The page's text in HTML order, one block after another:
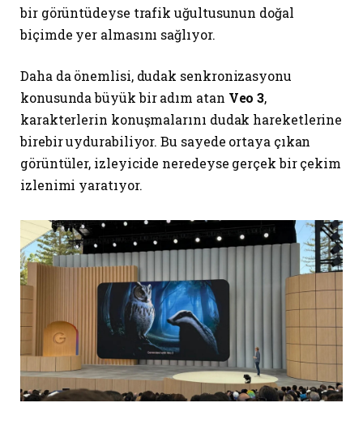
bir görüntüdeyse trafik uğultusunun doğal
biçimde yer almasını sağlıyor.
Daha da önemlisi, dudak senkronizasyonu
konusunda büyük bir adım atan Veo 3,
karakterlerin konuşmalarını dudak hareketlerine
birebir uydurabiliyor. Bu sayede ortaya çıkan
görüntüler, izleyicide neredeyse gerçek bir çekim
izlenimi yaratıyor.